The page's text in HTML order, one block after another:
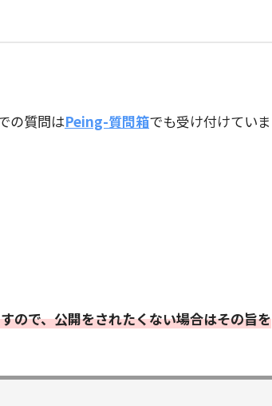
の質問はPeing-質問箱でも受け付けていま
ので、公開をされたくない場合はその旨を